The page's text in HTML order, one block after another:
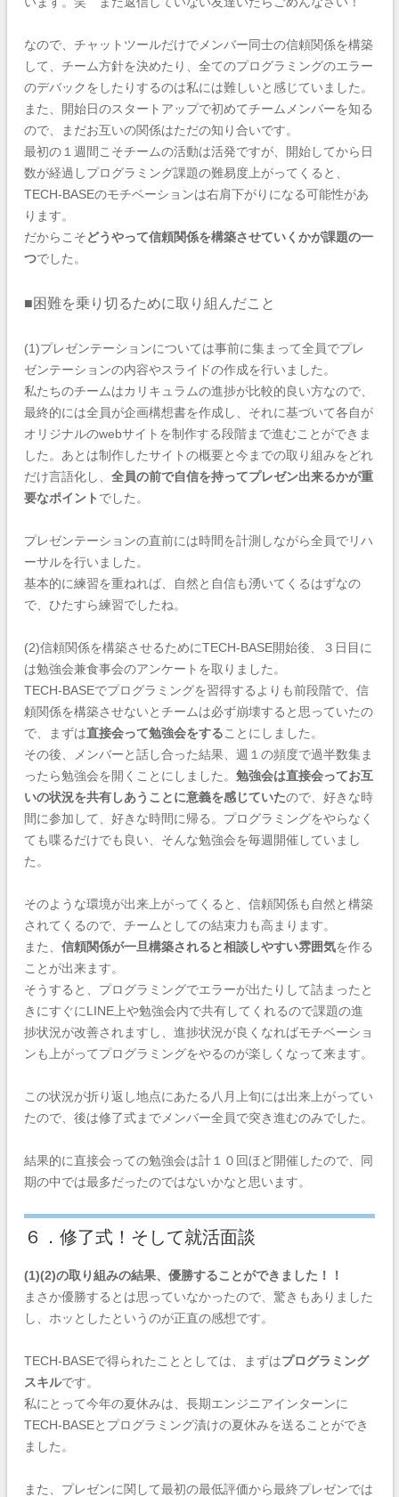
なので、チャットツールだけでメンバー同士の信頼関係を構築
して、チーム方針を決めたり、全てのプログラミングのエラー
のデバックをしたりするのは私には難しいと感じていました。
また、開始日のスタートアップで初めてチームメンバーを知る
ので、まだお互いの関係はただの知り合いです。
最初の１週間こそチームの活動は活発ですが、開始してから日
数が経過しプログラミング課題の難易度上がってくると、
TECH-BASEのモチベーションは右肩下がりになる可能性があ
ります。
だからこそどうやって信頼関係を構築させていくかが課題の一
つでした。
■困難を乗り切るために取り組んだこと
(1)プレゼンテーションについては事前に集まって全員でプレ
ゼンテーションの内容やスライドの作成を行いました。
私たちのチームはカリキュラムの進捗が比較的良い方なので、
最終的には全員が企画構想書を作成し、それに基づいて各自が
オリジナルのwebサイトを制作する段階まで進むことができま
した。あとは制作したサイトの概要と今までの取り組みをどれ
だけ言語化し、 全員の前で自信を持ってプレゼン出来るかが重
要なポイント でした。
プレゼンテーションの直前には時間を計測しながら全員でリハ
ーサルを行いました。
基本的に練習を重ねれば、自然と自信も湧いてくるはずなの
で、ひたすら練習でしたね。
(2)信頼関係を構築させるためにTECH-BASE開始後、３日目に
は勉強会兼食事会のアンケートを取りました。
TECH-BASEでプログラミングを習得するよりも前段階で、信
頼関係を構築させないとチームは必ず崩壊すると思っていたの
で、まずは直接会って勉強会をすることにしました。
その後、メンバーと話し合った結果、週１の頻度で過半数集ま
ったら勉強会を開くことにしました。 勉強会は直接会ってお互
いの状況を共有しあうことに意義を感じていたので、好きな時
間に参加して、好きな時間に帰る。プログラミングをやらなく
ても喋るだけでも良い、そんな勉強会を毎週開催していまし
た。
そのような環境が出来上がってくると、信頼関係も自然と構築
されてくるので、チームとしての結束力も高まります。
また、 信頼関係が一旦構築されると相談しやすい雰囲気を作る
ことが出来ます。
そうすると、プログラミングでエラーが出たりして詰まったと
きにすぐにLINE上や勉強会内で共有してくれるので課題の進
捗状況が改善されますし、進捗状況が良くなればモチベーショ
ンも上がってプログラミングをやるのが楽しくなって来ます。
この状況が折り返し地点にあたる八月上旬には出来上がってい
たので、後は修了式までメンバー全員で突き進むのみでした。
結果的に直接会っての勉強会は計１０回ほど開催したので、同
期の中では最多だったのではないかなと思います。
６．修了式！そして就活面談
(1)(2)の取り組みの結果、優勝することができました！！
まさか優勝するとは思っていなかったので、驚きもありました
し、ホッとしたというのが正直の感想です。
TECH-BASEで得られたこととしては、まずはプログラミング
スキルです。
私にとって今年の夏休みは、長期エンジニアインターンに
TECH-BASEとプログラミング漬けの夏休みを送ることができ
ました。
また、プレゼンに関して最初の最低評価から最終プレゼンでは